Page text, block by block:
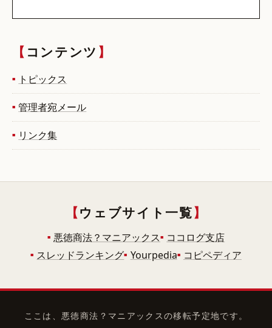
コンテンツ
トピックス
管理者宛メール
リンク集
ウェブサイト一覧
悪徳商法？マニアックス
ココログ支店
スレッドランキング Yourpedia コピペディア
ここは、悪徳商法？マニアックスの移転予定地です。